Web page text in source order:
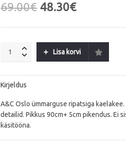
69.00€ 48.30€
Oslo
Dreams
quantity
Lisa korvi
Kirjeldus
A&C Oslo ümmarguse ripatsiga
detailid. Pikkus 90cm+ 5cm pikendus. Ei
käsitööna.